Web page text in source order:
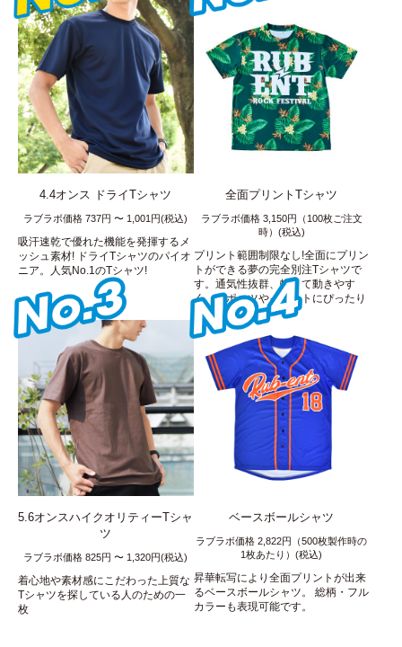
4.4オンス ドライTシャツ
ラブラボ価格 737円 〜 1,001円(税込)
吸汗速乾で優れた機能を発揮するメ
ッシュ素材! ドライTシャツのパイオ
ニア。人気No.1のTシャツ!
全面プリントTシャツ
ラブラボ価格 3,150円（100枚ご注文
時）(税込)
プリント範囲制限なし!全面にプリン
トができる夢の完全別注Tシャツで
す。通気性抜群、軽くて動きやす
く、スポーツやイベントにぴったり
です!
5.6オンスハイクオリティーTシャ
ツ
ラブラボ価格 825円 〜 1,320円(税込)
着心地や素材感にこだわった上質な
Tシャツを探している人のための一
枚
ベースボールシャツ
ラブラボ価格 2,822円（500枚製作時の
1枚あたり）(税込)
昇華転写により全面プリントが出来
るベースボールシャツ。 総柄・フル
カラーも表現可能です。